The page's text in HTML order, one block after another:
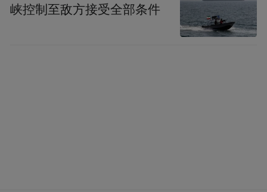
峡控制至敌方接受全部条件